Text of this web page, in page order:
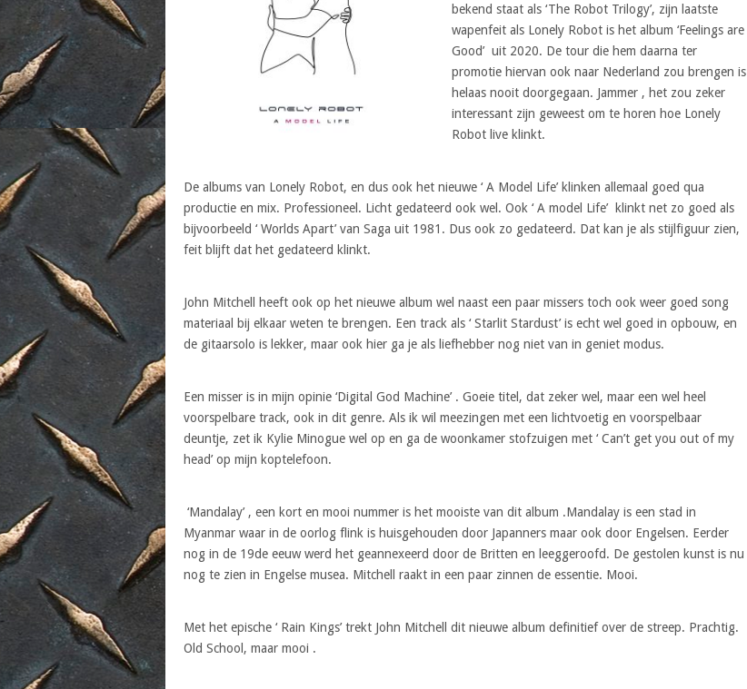
bekend staat als ‘The Robot Trilogy’, zijn laatste
wapenfeit als Lonely Robot is het album ‘Feelings are
Good’ uit 2020. De tour die hem daarna ter
promotie hiervan ook naar Nederland zou brengen is
helaas nooit doorgegaan. Jammer , het zou zeker
interessant zijn geweest om te horen hoe Lonely
Robot live klinkt.
De albums van Lonely Robot, en dus ook het nieuwe ‘ A Model Life’ klinken allemaal goed qua
productie en mix. Professioneel. Licht gedateerd ook wel. Ook ‘ A model Life’ klinkt net zo goed als
bijvoorbeeld ‘ Worlds Apart’ van Saga uit 1981. Dus ook zo gedateerd. Dat kan je als stijlfiguur zien,
feit blijft dat het gedateerd klinkt.
John Mitchell heeft ook op het nieuwe album wel naast een paar missers toch ook weer goed song
materiaal bij elkaar weten te brengen. Een track als ‘ Starlit Stardust’ is echt wel goed in opbouw, en
de gitaarsolo is lekker, maar ook hier ga je als liefhebber nog niet van in geniet modus.
Een misser is in mijn opinie ‘Digital God Machine’ . Goeie titel, dat zeker wel, maar een wel heel
voorspelbare track, ook in dit genre. Als ik wil meezingen met een lichtvoetig en voorspelbaar
deuntje, zet ik Kylie Minogue wel op en ga de woonkamer stofzuigen met ‘ Can’t get you out of my
head’ op mijn koptelefoon.
‘Mandalay’ , een kort en mooi nummer is het mooiste van dit album .Mandalay is een stad in
Myanmar waar in de oorlog flink is huisgehouden door Japanners maar ook door Engelsen. Eerder
nog in de 19de eeuw werd het geannexeerd door de Britten en leeggeroofd. De gestolen kunst is nu
nog te zien in Engelse musea. Mitchell raakt in een paar zinnen de essentie. Mooi.
Met het epische ‘ Rain Kings’ trekt John Mitchell dit nieuwe album definitief over de streep. Prachtig.
Old School, maar mooi .